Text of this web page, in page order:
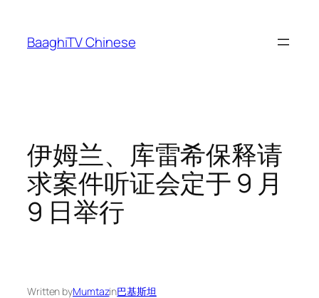
content
BaaghiTV Chinese
伊姆兰、库雷希保释请
求案件听证会定于 9 月
9 日举行
Written byMumtazin巴基斯坦